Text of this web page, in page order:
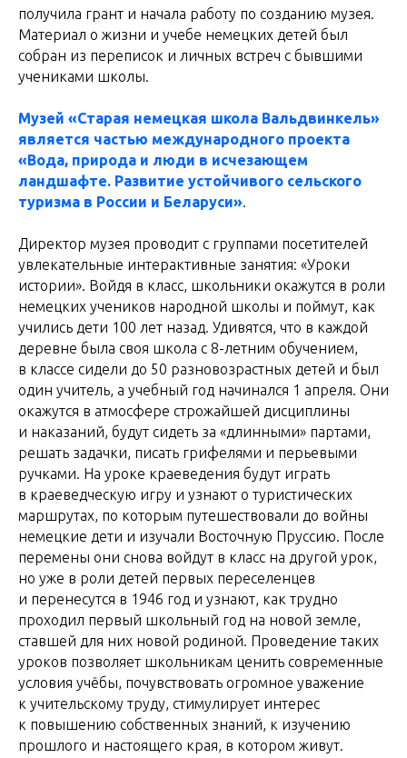
получила грант и начала работу по созданию музея.
Материал о жизни и учебе немецких детей был
собран из переписок и личных встреч с бывшими
учениками школы.
Музей «Старая немецкая школа Вальдвинкель»
является частью международного проекта
«Вода, природа и люди в исчезающем
ландшафте. Развитие устойчивого сельского
туризма в России и Беларуси»
Директор музея проводит с группами посетителей
увлекательные интерактивные занятия: «Уроки
истории». Войдя в класс, школьники окажутся в роли
немецких учеников народной школы и поймут, как
учились дети 100 лет назад. Удивятся, что в каждой
деревне была своя школа с 8-летним обучением,
в классе сидели до 50 разновозрастных детей и был
один учитель, а учебный год начинался 1 апреля. Они
окажутся в атмосфере строжайшей дисциплины
и наказаний, будут сидеть за «длинными» партами,
решать задачки, писать грифелями и перьевыми
ручками. На уроке краеведения будут играть
в краеведческую игру и узнают о туристических
маршрутах, по которым путешествовали до войны
немецкие дети и изучали Восточную Пруссию. После
перемены они снова войдут в класс на другой урок,
но уже в роли детей первых переселенцев
и перенесутся в 1946 год и узнают, как трудно
проходил первый школьный год на новой земле,
ставшей для них новой родиной. Проведение таких
уроков позволяет школьникам ценить современные
условия учёбы, почувствовать огромное уважение
к учительскому труду, стимулирует интерес
к повышению собственных знаний, к изучению
прошлого и настоящего края, в котором живут.